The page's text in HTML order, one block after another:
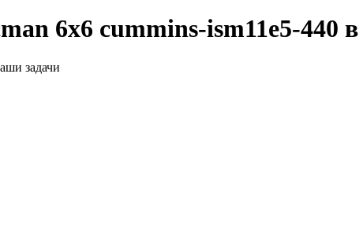
6x6 cummins-ism11e5-440
задачи